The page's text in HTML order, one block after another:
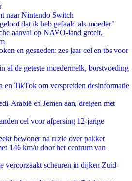
naar Nintendo Switch
dat ik heb gefaald als moeder"
aanval op NAVO-land groeit,
en gesneden: zes jaar cel en tbs voor
al de geteste moedermelk, borstvoeding
en TikTok om verspreiden desinformatie
Arabië en Jemen aan, dreigen met
cel voor afpersing 12-jarige
bewoner na ruzie over pakket
146 km/u door het centrum van
veroorzaakt scheuren in dijken Zuid-